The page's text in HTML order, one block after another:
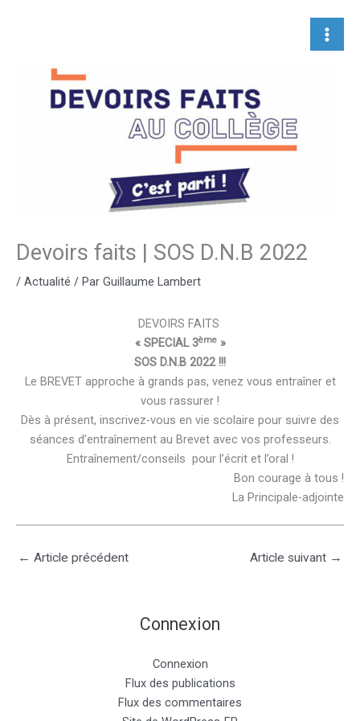
Devoirs faits | SOS D.N.B 2022
/ Actualité / Par Guillaume Lambert
DEVOIRS FAITS
« SPECIAL 3ème»
SOS D.N.B 2022 !!!
Le BREVET approche à grands pas, venez vous entraîner et
vous rassurer !
Dès à présent, inscrivez-vous en vie scolaire pour suivre des
séances d’entraînement au Brevet avec vos professeurs.
Entraînement/conseils pour l’écrit et l’oral !
Bon courage à tous !
La Principale-adjointe
← Article précédent Article suivant →
Connexion
Connexion
Flux des publications
Flux des commentaires